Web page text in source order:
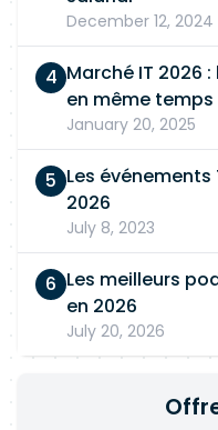
December 12, 2024
Marché IT 2026
en même temps
January 20, 2025
Les
2026
July 8, 2023
Les meilleurs
en 2026
July 20, 2026